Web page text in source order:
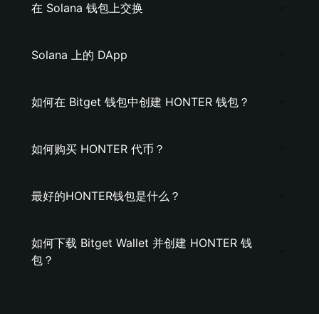
在 Solana 钱包上交换
Solana 上的 DApp
如何在 Bitget 钱包中创建 HONTER 钱包？
如何购买 HONTER 代币？
最好的HONTER钱包是什么？
如何下载 Bitget Wallet 并创建 HONTER 钱
包？